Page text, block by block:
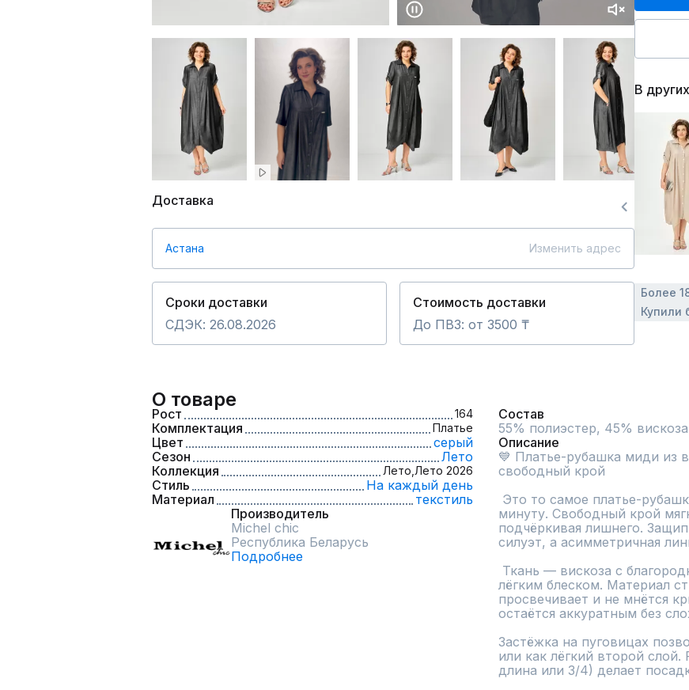
Доставка
Астана Изменить адрес
Сроки доставки
СДЭК: 26.08.2026
Стоимость доставки
До ПВЗ: от 3500 ₸
В
Более
Купили
О товаре
Рост 164
Комплектация Платье
Цвет
серый
Сезон
Лето
Коллекция
Лето, Лето 2026
Стиль
На каждый день
Материал
текстиль
Производитель
Michel chic
Республика Беларусь
Подробнее
Состав
55% полиэстер, 45% вискоза
Описание
💙 Платье-рубашка миди из
свободный крой
минуту. Свободный крой
подчёркивая лишнего.
силуэт, а асимметричная
лёгким блеском. Материал
просвечивает и не мнётся
остаётся аккуратным без
Застёжка на пуговицах
или как лёгкий второй
длина или 3/4) делает